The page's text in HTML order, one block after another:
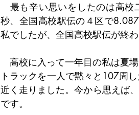
最も辛い思いをしたのは高校
秒、全国高校駅伝の４区で
私でしたが、全国高校駅伝が終
高校に入って一年目の私は夏
トラックを一人で黙々と107周
近く走りました。今から思えば
です。